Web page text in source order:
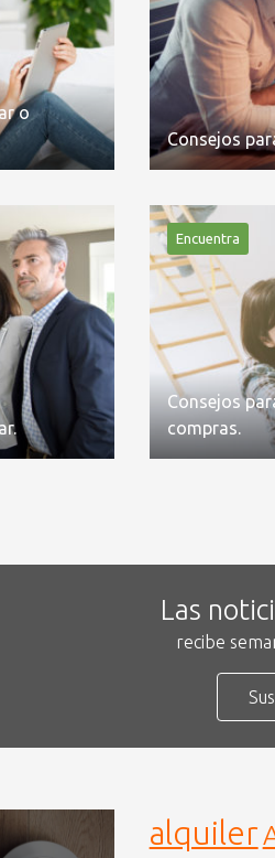
o
Consejos
Encuentra
Consejos
compras.
Las
recibe
alquiler